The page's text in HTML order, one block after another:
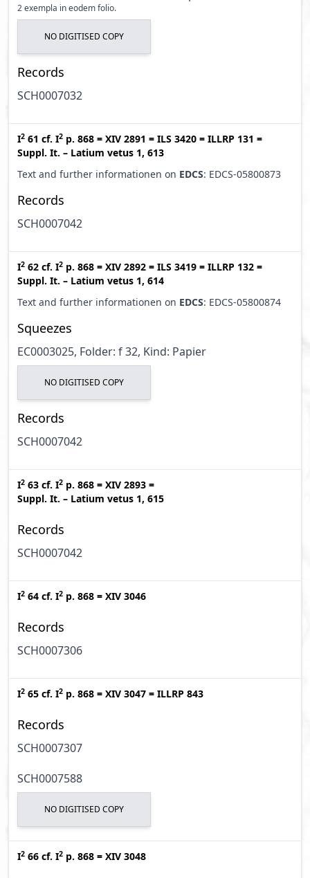
2 exempla in eodem folio.
NO DIGITISED COPY
Records
SCH0007032
I2 61 cf. I2 p. 868 = XIV 2891 = ILS 3420 = ILLRP 131 =
Suppl. It. – Latium vetus 1, 613
Text and further informationen on EDCS: EDCS-05800873
Records
SCH0007042
I2 62 cf. I2 p. 868 = XIV 2892 = ILS 3419 = ILLRP 132 =
Suppl. It. – Latium vetus 1, 614
Text and further informationen on EDCS: EDCS-05800874
Squeezes
EC0003025, Folder: f 32, Kind: Papier
NO DIGITISED COPY
Records
SCH0007042
I2 63 cf. I2 p. 868 = XIV 2893 =
Suppl. It. – Latium vetus 1, 615
Records
SCH0007042
I2 64 cf. I2 p. 868 = XIV 3046
Records
SCH0007306
I2 65 cf. I2 p. 868 = XIV 3047 = ILLRP 843
Records
SCH0007307
SCH0007588
NO DIGITISED COPY
I2 66 cf. I2 p. 868 = XIV 3048